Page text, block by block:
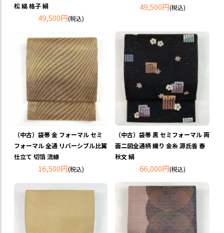
松 縞 格子 絹
49,500円(税込)
49,500円(税込)
（中古）袋帯 金 フォーマル セミ
フォーマル 全通 リバーシブル比翼
仕立て 切箔 流線
16,500円(税込)
（中古）袋帯 黒 セミフォーマル 両
面二図全通柄 織り 金糸 源氏香 春
秋文 絹
66,000円(税込)